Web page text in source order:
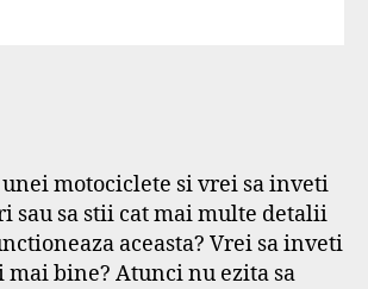
motociclete si vrei sa inveti
sau sa stii cat mai multe detalii
aceasta? Vrei sa inveti
mai bine? Atunci nu ezita sa